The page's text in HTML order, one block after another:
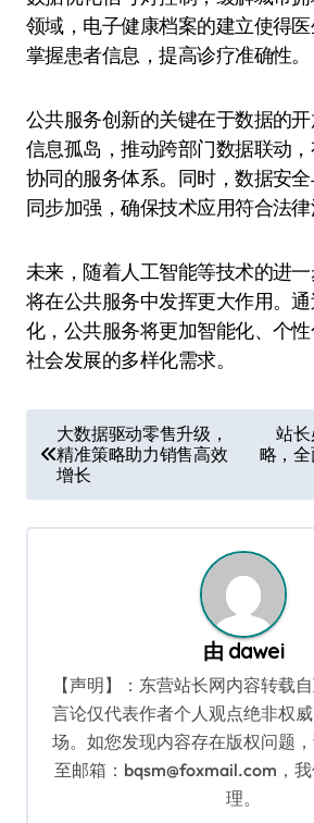
领域，电子健康档案的建立使得
掌握患者信息，提高诊疗准确性。
公共服务创新的关键在于数据的
信息孤岛，推动跨部门数据联动
协同的服务体系。同时，数据安
同步加强，确保技术应用符合法律
未来，随着人工智能等技术的进
将在公共服务中发挥更大作用。
化，公共服务将更加智能化、个
社会发展的多样化需求。
章
导
航
大数据驱动零售升级，
精准策略助力销售高效
增长
站
略，
由 dawei
【声明】：东营站长网内容转载
言论仅代表作者个人观点绝非权
场。如您发现内容存在版权问题
至邮箱：bqsm@foxmail.com，
理。